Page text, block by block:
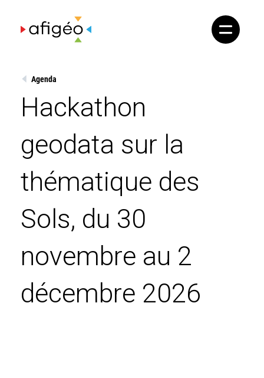
content
Agenda
Hackathon
geodata sur la
thématique des
Sols, du 30
novembre au 2
décembre 2026